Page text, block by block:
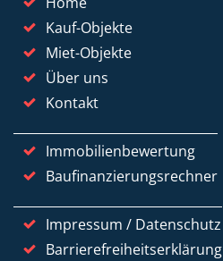
Kauf-Objekte
Miet-Objekte
Über uns
Kontakt
Immobilienbewertung
Baufinanzierungsrechner
Impressum / Datenschutz
Barrierefreiheitserklärung